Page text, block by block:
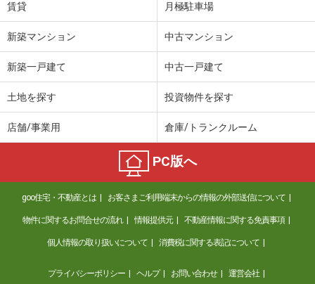
賃貸 月極駐車場
新築マンション 中古マンション
新築一戸建て 中古一戸建て
土地を探す 投資物件を探す
店舗/事業用 倉庫/トランクルーム
PC版へ
goo住宅・不動産とは お客さまご利用端末からの情報の外部送信について
物件に関するお問合せの流れ 情報提供元 不動産情報に関する免責事項
個人情報の取り扱いについて 消費税に関する表記について
プライバシーポリシー ヘルプ お問い合わせ 運営会社